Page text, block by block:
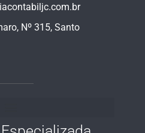
Nº 315, Santo